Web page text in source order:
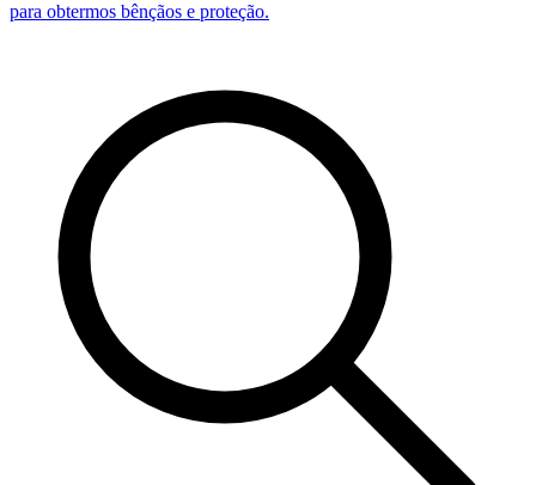
para obtermos bênçãos e proteção.